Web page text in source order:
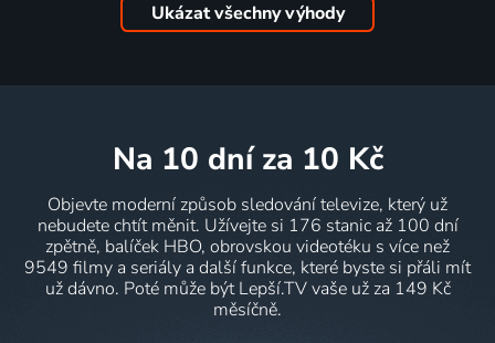
Ukázat všechny výhody
na 10 dní za 10 Kč
Objevte moderní způsob sledování televize, který už
nebudete chtít měnit. Užívejte si 176 stanic až 100 dní
zpětně, balíček HBO, obrovskou videotéku s více než
9549 filmy a seriály a další funkce, které byste si přáli mít
už dávno. Poté může být Lepší.TV vaše už za 149 Kč
měsíčně.